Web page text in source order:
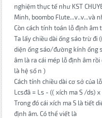
nghiệm thực tế như KST
Minh, boombo Flute...v..v...và
Còn cách tính toán lỗ định âm
Ta lấy chiều dài ống sáo trừ đi
diện ống sáo/đường kính ống
âm là ra cái mép lỗ định âm
là hệ số n )
Cách tính chiều dài cơ sở của
Lcsđâ = Ls - (( xích ma S /ds)
Trong đó cái xích ma S là tiết
định âm. Có thể viết là